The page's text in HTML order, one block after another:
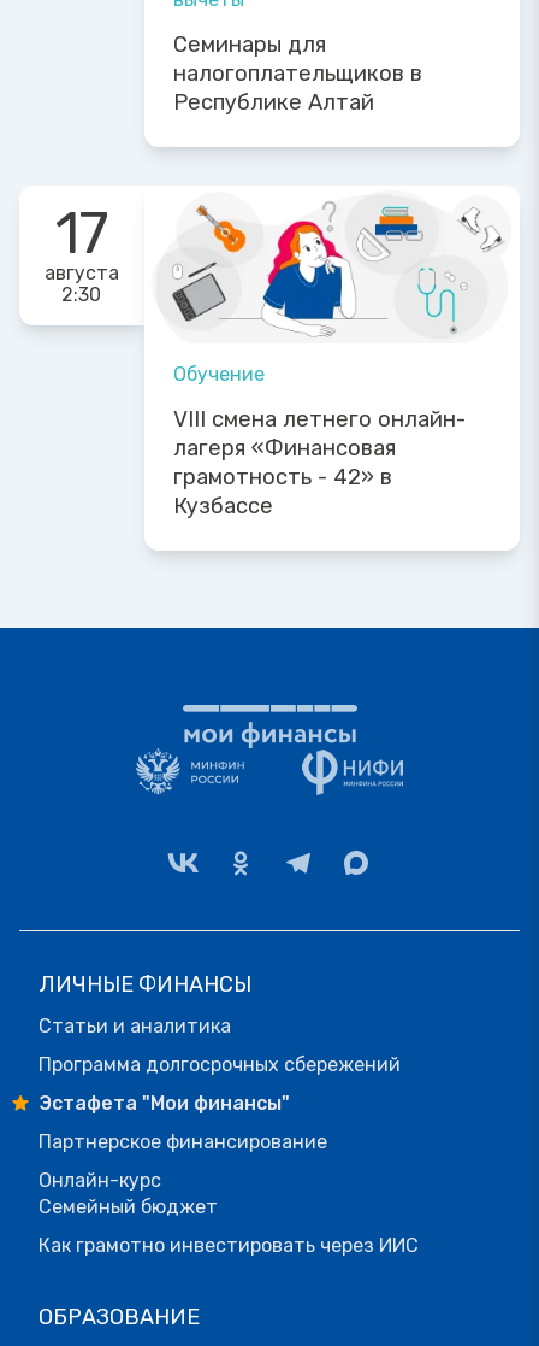
Семинары для
налогоплательщиков в
Республике Алтай
17
августа
2:30
Обучение
VIII смена летнего онлайн-
лагеря «Финансовая
грамотность - 42» в
Кузбассе
ЛИЧНЫЕ ФИНАНСЫ
Статьи и аналитика
Программа долгосрочных сбережений
Эстафета "Мои финансы"
Партнерское финансирование
Онлайн-курс
Семейный бюджет
Как грамотно инвестировать через ИИС
ОБРАЗОВАНИЕ